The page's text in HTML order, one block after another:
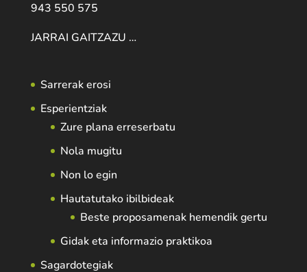
943 550 575
JARRAI GAITZAZU …
Sarrerak erosi
Esperientziak
Zure plana erreserbatu
Nola mugitu
Non lo egin
Hautatutako ibilbideak
Beste proposamenak hemendik gertu
Gidak eta informazio praktikoa
Sagardotegiak